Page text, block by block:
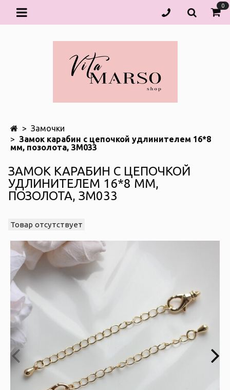
0
Замочки
Замок карабин с цепочкой удлинителем 16*8
мм, позолота, ЗМ033
ЗАМОК КАРАБИН С ЦЕПОЧКОЙ
УДЛИНИТЕЛЕМ 16*8 ММ,
ПОЗОЛОТА, ЗМ033
Товар отсутствует